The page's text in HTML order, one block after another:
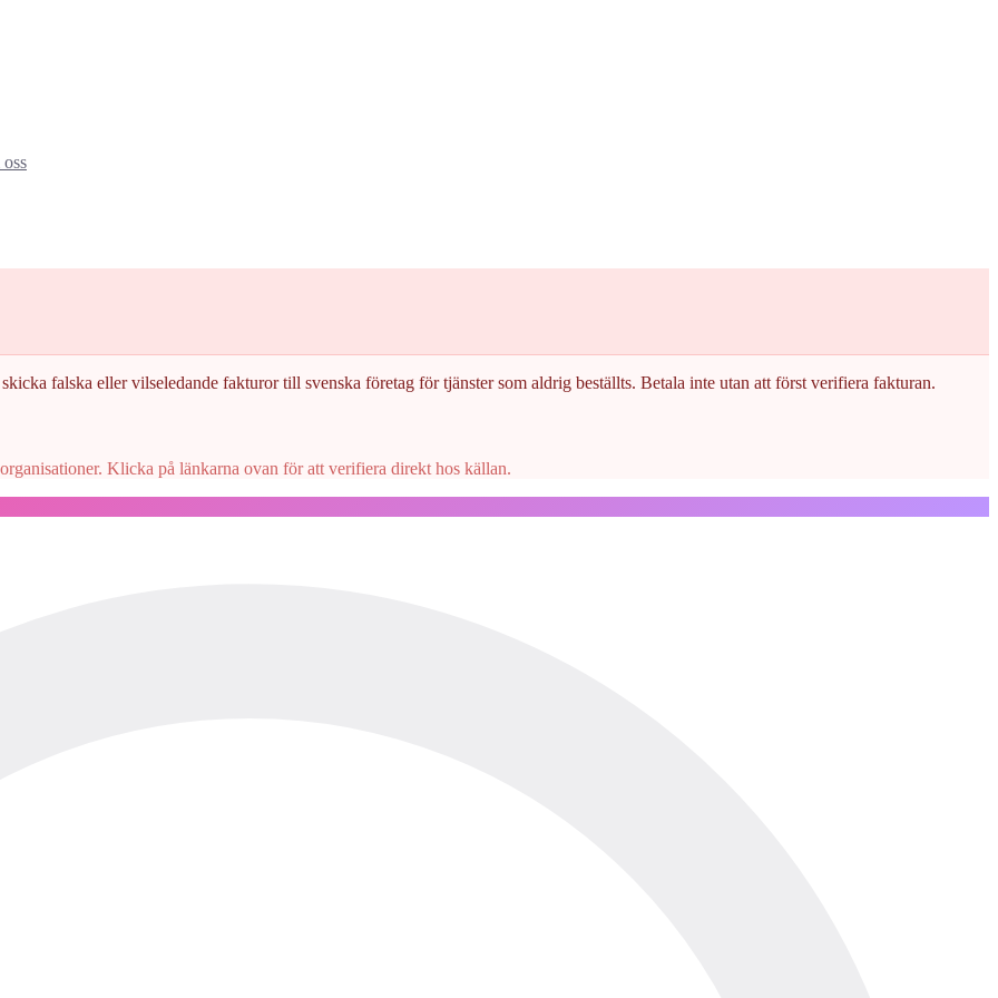
falska eller vilseledande fakturor till svenska företag för tjänster som aldrig beställts. Betala inte utan att först verifiera fakturan.
Klicka på länkarna ovan för att verifiera direkt hos källan.